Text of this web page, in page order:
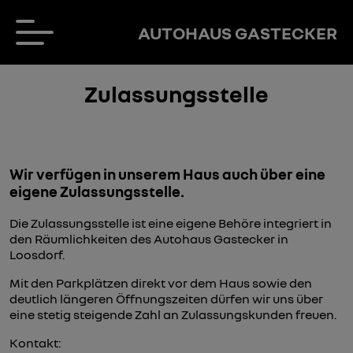
AUTOHAUS GASTECKER
Zulassungsstelle
Wir verfügen in unserem Haus auch über eine
eigene Zulassungsstelle.
Die Zulassungsstelle ist eine eigene Behöre integriert in
den Räumlichkeiten des Autohaus Gastecker in
Loosdorf.
Mit den Parkplätzen direkt vor dem Haus sowie den
deutlich längeren Öffnungszeiten dürfen wir uns über
eine stetig steigende Zahl an Zulassungskunden freuen.
Kontakt: